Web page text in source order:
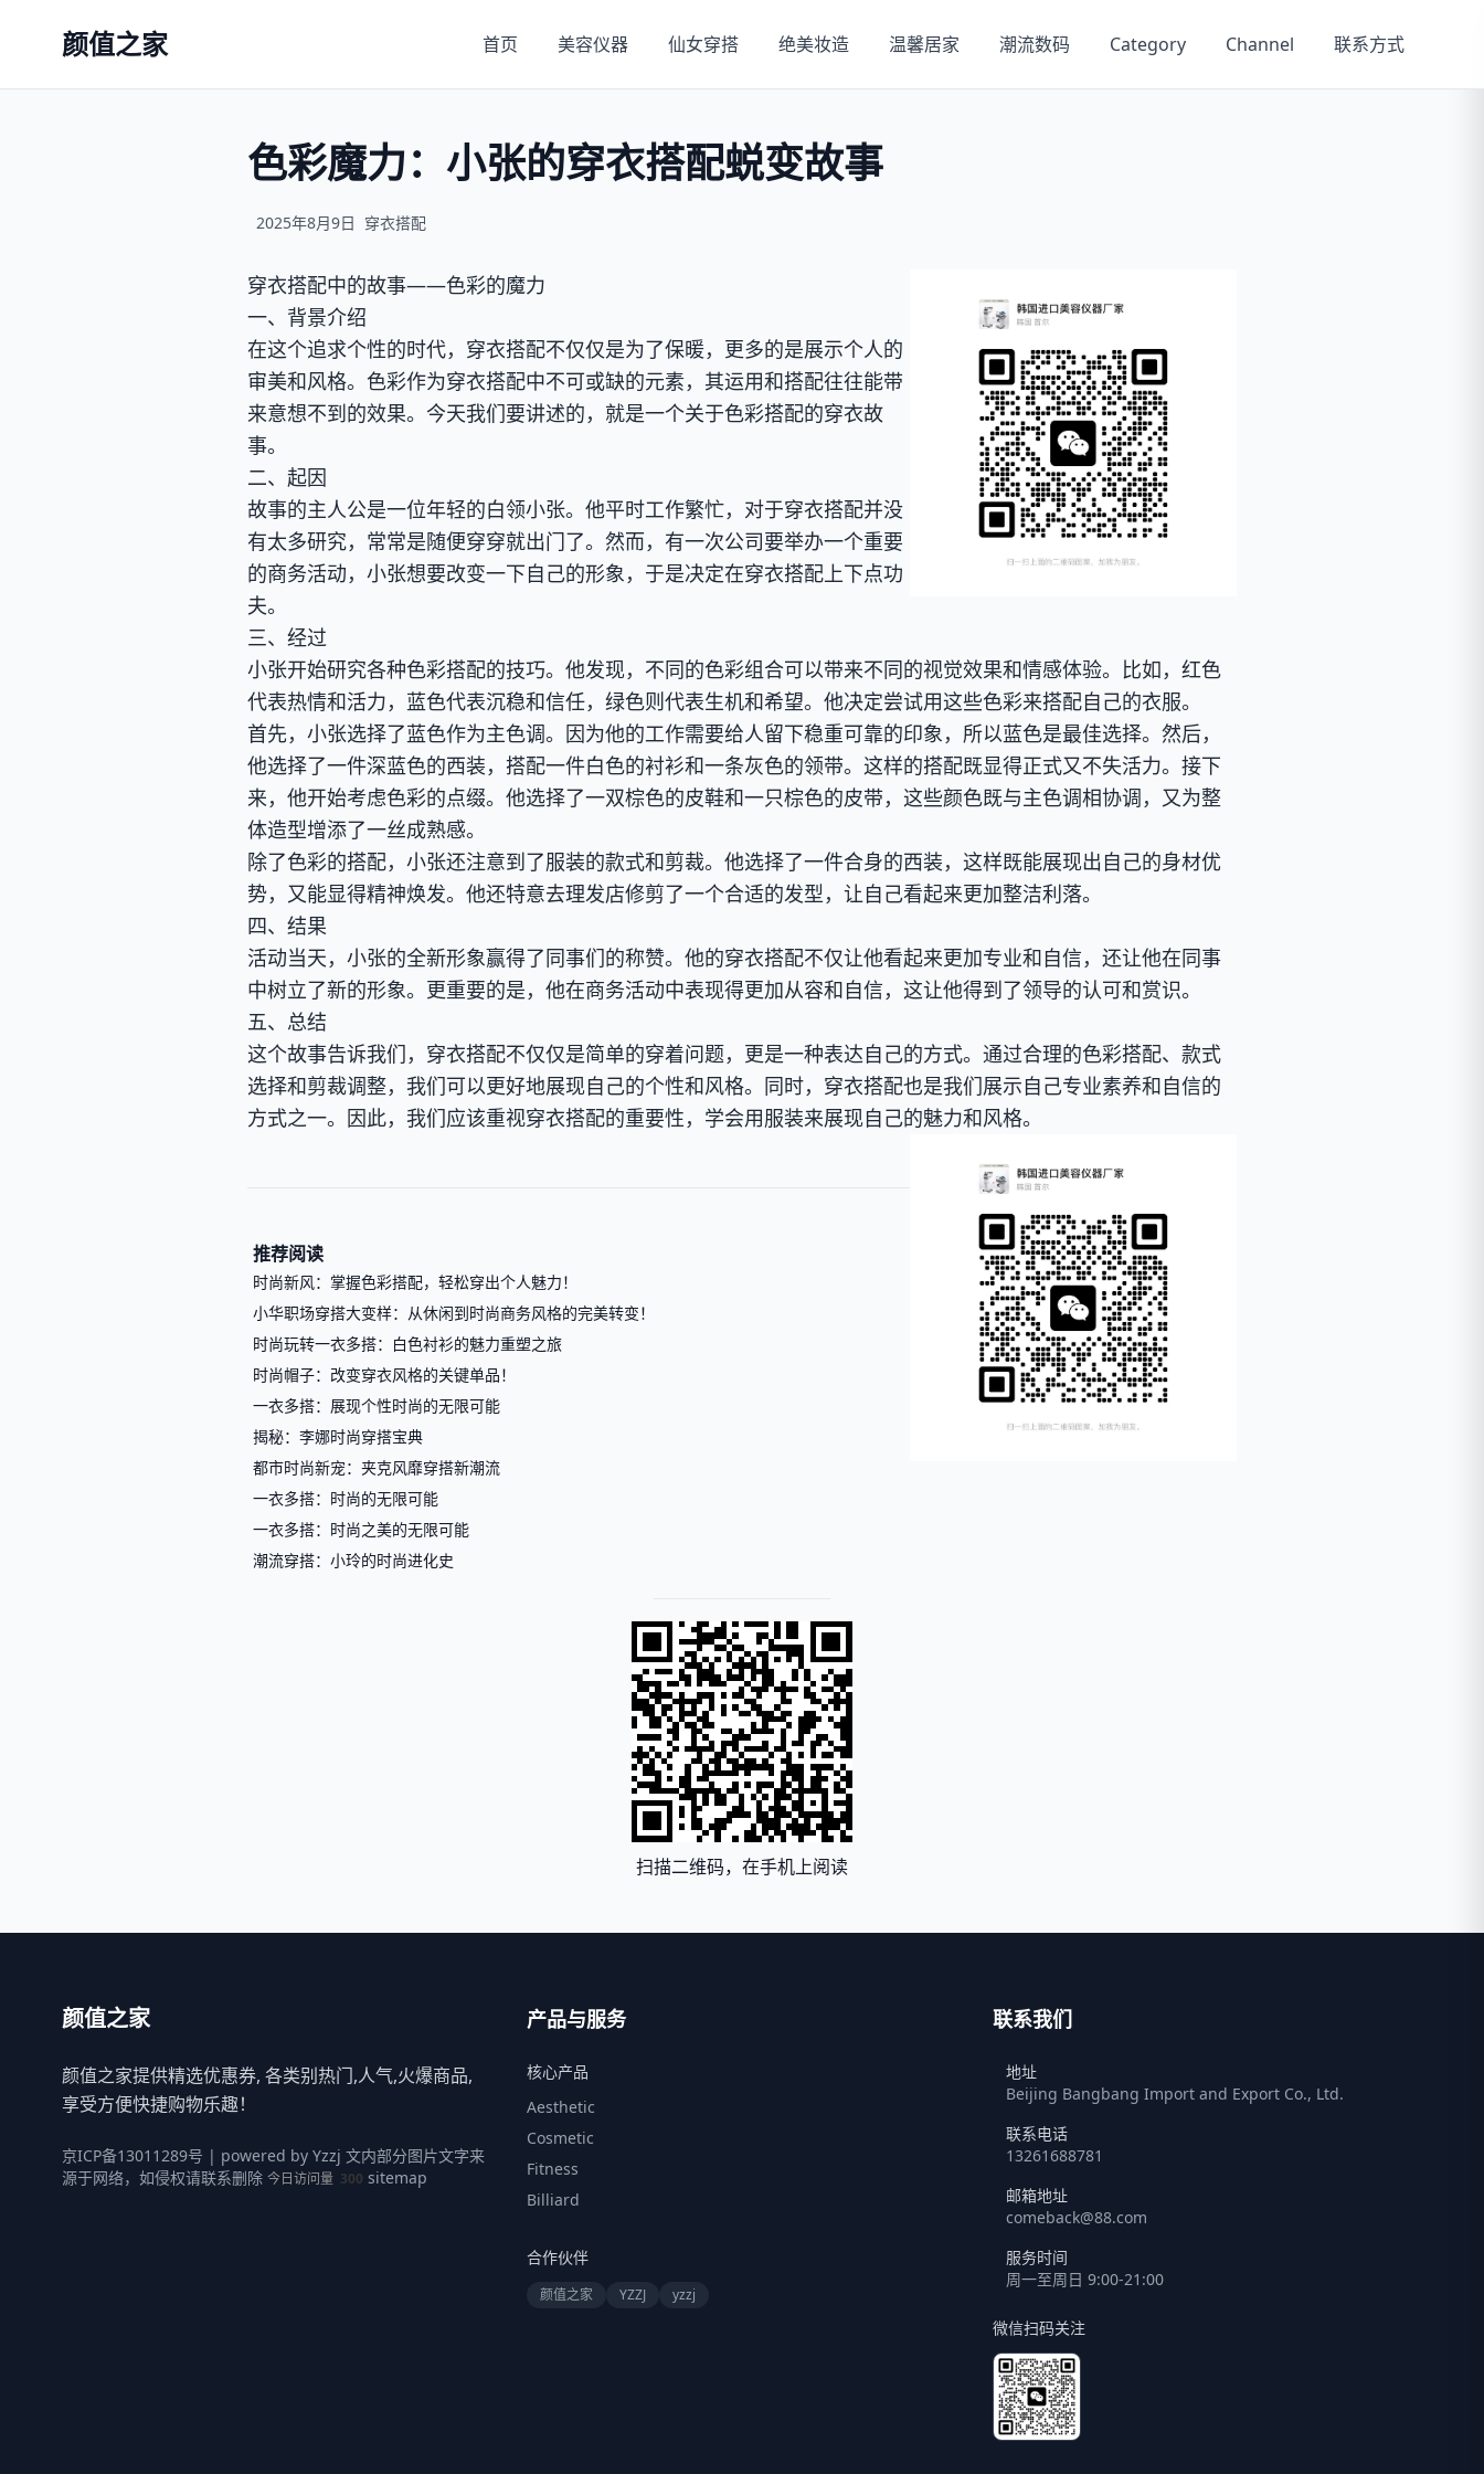
颜值之家 首页 美容仪器 仙女穿搭 绝美妆造 温馨居家 潮流数码 Category Channel 联系方式
色彩魔力：小张的穿衣搭配蜕变故事
2025年8月9日 穿衣搭配
穿衣搭配中的故事——色彩的魔力
一、背景介绍
在这个追求个性的时代，穿衣搭配不仅仅是为了保暖，更多的是展示个人的
审美和风格。色彩作为穿衣搭配中不可或缺的元素，其运用和搭配往往能带
来意想不到的效果。今天我们要讲述的，就是一个关于色彩搭配的穿衣故
事。
二、起因
故事的主人公是一位年轻的白领小张。他平时工作繁忙，对于穿衣搭配并没
有太多研究，常常是随便穿穿就出门了。然而，有一次公司要举办一个重要
的商务活动，小张想要改变一下自己的形象，于是决定在穿衣搭配上下点功
夫。
三、经过
小张开始研究各种色彩搭配的技巧。他发现，不同的色彩组合可以带来不同的视觉效果和情感体验。比如，红色
代表热情和活力，蓝色代表沉稳和信任，绿色则代表生机和希望。他决定尝试用这些色彩来搭配自己的衣服。
首先，小张选择了蓝色作为主色调。因为他的工作需要给人留下稳重可靠的印象，所以蓝色是最佳选择。然后，
他选择了一件深蓝色的西装，搭配一件白色的衬衫和一条灰色的领带。这样的搭配既显得正式又不失活力。接下
来，他开始考虑色彩的点缀。他选择了一双棕色的皮鞋和一只棕色的皮带，这些颜色既与主色调相协调，又为整
体造型增添了一丝成熟感。
除了色彩的搭配，小张还注意到了服装的款式和剪裁。他选择了一件合身的西装，这样既能展现出自己的身材优
势，又能显得精神焕发。他还特意去理发店修剪了一个合适的发型，让自己看起来更加整洁利落。
四、结果
活动当天，小张的全新形象赢得了同事们的称赞。他的穿衣搭配不仅让他看起来更加专业和自信，还让他在同事
中树立了新的形象。更重要的是，他在商务活动中表现得更加从容和自信，这让他得到了领导的认可和赏识。
五、总结
这个故事告诉我们，穿衣搭配不仅仅是简单的穿着问题，更是一种表达自己的方式。通过合理的色彩搭配、款式
选择和剪裁调整，我们可以更好地展现自己的个性和风格。同时，穿衣搭配也是我们展示自己专业素养和自信的
方式之一。因此，我们应该重视穿衣搭配的重要性，学会用服装来展现自己的魅力和风格。
推荐阅读
时尚新风：掌握色彩搭配，轻松穿出个人魅力！
小华职场穿搭大变样：从休闲到时尚商务风格的完美转变！
时尚玩转一衣多搭：白色衬衫的魅力重塑之旅
时尚帽子：改变穿衣风格的关键单品！
一衣多搭：展现个性时尚的无限可能
揭秘：李娜时尚穿搭宝典
都市时尚新宠：夹克风靡穿搭新潮流
一衣多搭：时尚的无限可能
一衣多搭：时尚之美的无限可能
潮流穿搭：小玲的时尚进化史
扫描二维码，在手机上阅读
颜值之家
颜值之家提供精选优惠券, 各类别热门,人气,火爆商品,
享受方便快捷购物乐趣！
京ICP备13011289号 | powered by Yzzj 文内部分图片文字来
源于网络，如侵权请联系删除 今日访问量 300 sitemap
产品与服务
核心产品
Aesthetic
Cosmetic
Fitness
Billiard
合作伙伴
颜值之家 YZZJ yzzj
联系我们
地址
Beijing Bangbang Import and Export Co., Ltd.
联系电话
13261688781
邮箱地址
comeback@88.com
服务时间
周一至周日 9:00-21:00
微信扫码关注